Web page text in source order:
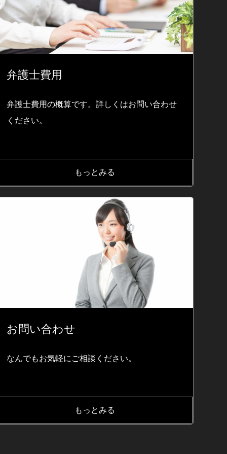
弁護士費用
弁護士費用の概算です。詳しくはお問い合わせ
ください。
もっとみる
お問い合わせ
なんでもお気軽にご相談ください。
もっとみる